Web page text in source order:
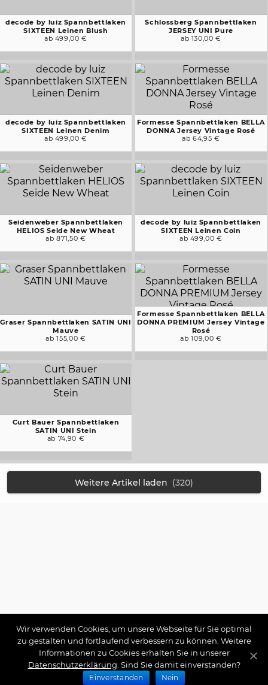
decode by luiz Spannbettlaken
SIXTEEN Leinen Blush
ab 499,00 €
Schlossberg Spannbettlaken
JERSEY UNI Pure
ab 130,00 €
decode by luiz Spannbettlaken
SIXTEEN Leinen Denim
ab 499,00 €
Formesse Spannbettlaken BELLA
DONNA Jersey Vintage Rosé
ab 64,95 €
Seidenweber Spannbettlaken
HELIOS Seide New Wheat
ab 871,50 €
decode by luiz Spannbettlaken
SIXTEEN Leinen Coin
ab 499,00 €
Graser Spannbettlaken SATIN UNI
Mauve
ab 155,00 €
Formesse Spannbettlaken BELLA
DONNA PREMIUM Jersey Vintage
Rosé
ab 109,00 €
Curt Bauer Spannbettlaken
SATIN UNI Stein
ab 74,90 €
Weitere Artikel laden (320)
Wir verwenden Cookies, um unsere Webseite für Sie optimal
zu gestalten und fortlaufend verbessern zu können. Weitere
Informationen zu Cookies erhalten Sie in unserer
Datenschutzerklärung . Sind Sie damit einverstanden?
Einverstanden Nein